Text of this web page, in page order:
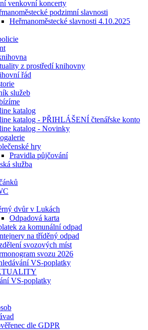
venkovní koncerty
podzimní slavnosti
Heřmanoměstecké slavnosti 4.10.2025
z prostředí knihovny
řád
služeb
katalog
katalog - PŘIHLÁŠENÍ čtenářske konto
katalog - Novinky
hry
Pravidla půjčování
služba
dvůr v Lukách
Odpadová karta
za komunální odpad
na tříděný odpad
svozových míst
svozu 2026
VS-poplatky
VS-poplatky
dle GDPR